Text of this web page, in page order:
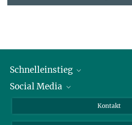
Schnelleinstieg
Alumni
Social Media
Bluesky
Kontakt